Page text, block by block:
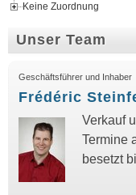
Keine Zuordnung
Unser Team
Geschäftsführer und Inhaber
Frédéric
Verkauf
Termine
besetzt